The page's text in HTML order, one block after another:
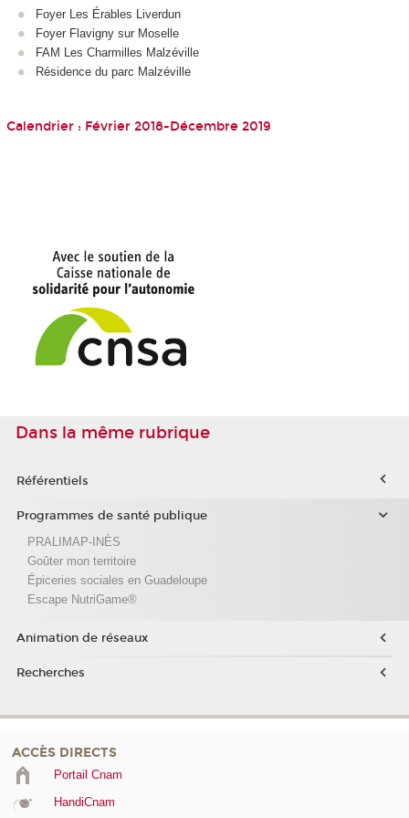
Foyer Les Érables Liverdun
Foyer Flavigny sur Moselle
FAM Les Charmilles Malzéville
Résidence du parc Malzéville
Calendrier : Février 2018-Décembre 2019
Dans la même rubrique
Référentiels
Programmes de santé publique
PRALIMAP-INÈS
Goûter mon territoire
Épiceries sociales en Guadeloupe
Escape NutriGame®
Animation de réseaux
Recherches
ACCÈS DIRECTS
Portail Cnam
HandiCnam